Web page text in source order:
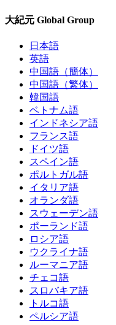
大紀元 Global Group
日本語
英語
中国語（簡体）
中国語（繁体）
韓国語
ベトナム語
インドネシア語
フランス語
ドイツ語
スペイン語
ポルトガル語
イタリア語
オランダ語
スウェーデン語
ポーランド語
ロシア語
ウクライナ語
ルーマニア語
チェコ語
スロバキア語
トルコ語
ペルシア語